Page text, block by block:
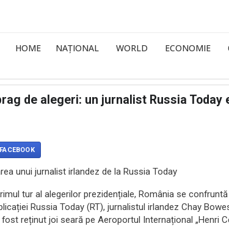
HOME NAȚIONAL WORLD ECONOMIE
de alegeri: un jurnalist Russia Today
FACEBOOK
unui jurnalist irlandez de la Russia Today
tur al alegerilor prezidențiale, România se
Russia Today (RT), jurnalistul irlandez Chay
reținut joi seară pe Aeroportul Internațional „Henri